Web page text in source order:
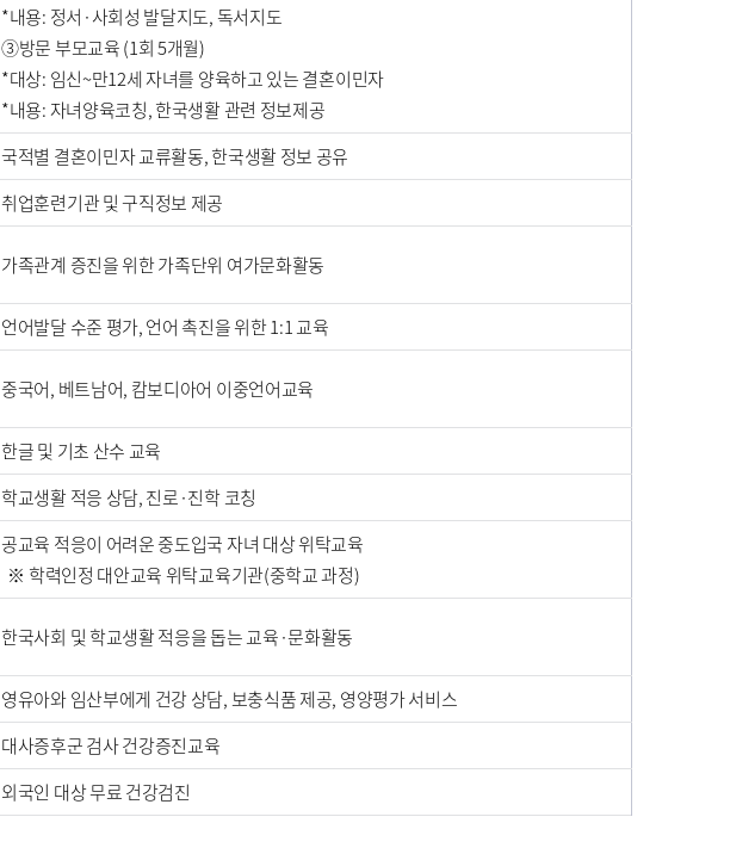
*내용: 정서·사회성 발달지도, 독서지도
③방문 부모교육 (1회 5개월)
*대상: 임신~만12세 자녀를 양육하고 있는 결혼이민자
*내용: 자녀양육코칭, 한국생활 관련 정보제공
국적별 결혼이민자 교류활동, 한국생활 정보 공유
취업훈련기관 및 구직정보 제공
가족관계 증진을 위한 가족단위 여가문화활동
언어발달 수준 평가, 언어 촉진을 위한 1:1 교육
중국어, 베트남어, 캄보디아어 이중언어교육
한글 및 기초 산수 교육
학교생활 적응 상담, 진로·진학 코칭
공교육 적응이 어려운 중도입국 자녀 대상 위탁교육
※ 학력인정 대안교육 위탁교육기관(중학교 과정)
한국사회 및 학교생활 적응을 돕는 교육·문화활동
영유아와 임산부에게 건강 상담, 보충식품 제공, 영양평가 서비스
대사증후군 검사 건강증진교육
외국인 대상 무료 건강검진